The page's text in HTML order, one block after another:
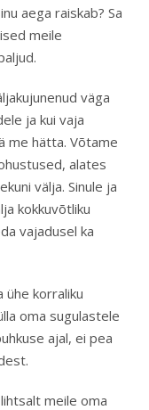
aega raiskab? Sa
meile
väga
ja kui vaja
me hätta. Võtame
alates
välja. Sinule ja
kokkuvõtliku
vajadusel ka
ühe korraliku
oma sugulastele
ajal, ei pea
meile oma